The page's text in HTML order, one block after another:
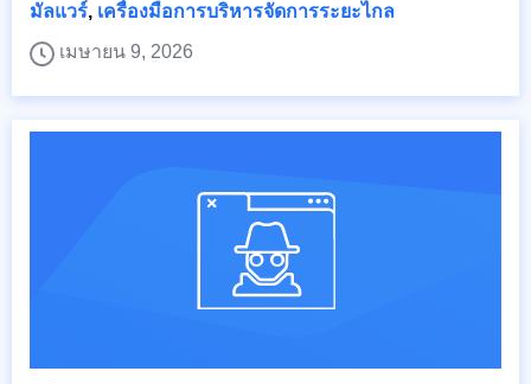
มัลแวร์, เครื่องมือการบริหารจัดการระยะไกล
เมษายน 9, 2026